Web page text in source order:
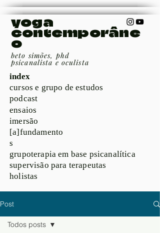
yoga
contemporâne
o
beto simões, phd
psicanalista e oculista
index
cursos e grupo de estudos
podcast
ensaios
imersão
[a]fundamento
s
grupoterapia em base psicanalítica
supervisão para terapeutas
holistas
Post
Todos posts